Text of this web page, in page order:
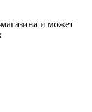
и может